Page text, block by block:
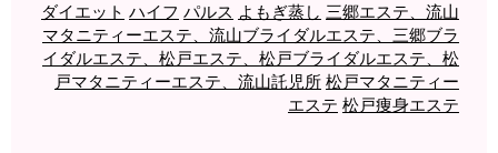
ダイエット ハイフ パルス よもぎ蒸し 三郷エステ、流山
マタニティーエステ、流山ブライダルエステ、三郷ブラ
イダルエステ、松戸エステ、松戸ブライダルエステ、松
戸マタニティーエステ、流山託児所 松戸マタニティー
エステ 松戸痩身エステ